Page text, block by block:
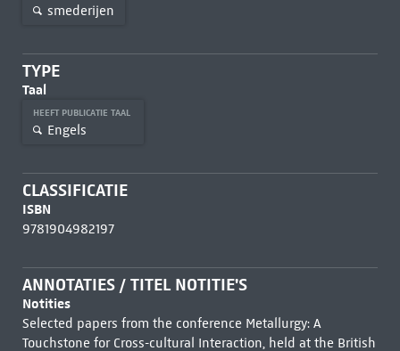
smederijen
TYPE
Taal
HEEFT PUBLICATIE TAAL
Engels
CLASSIFICATIE
ISBN
9781904982197
ANNOTATIES / TITEL NOTITIE'S
Notities
Selected papers from the conference Metallurgy: A
Touchstone for Cross-cultural Interaction, held at the British